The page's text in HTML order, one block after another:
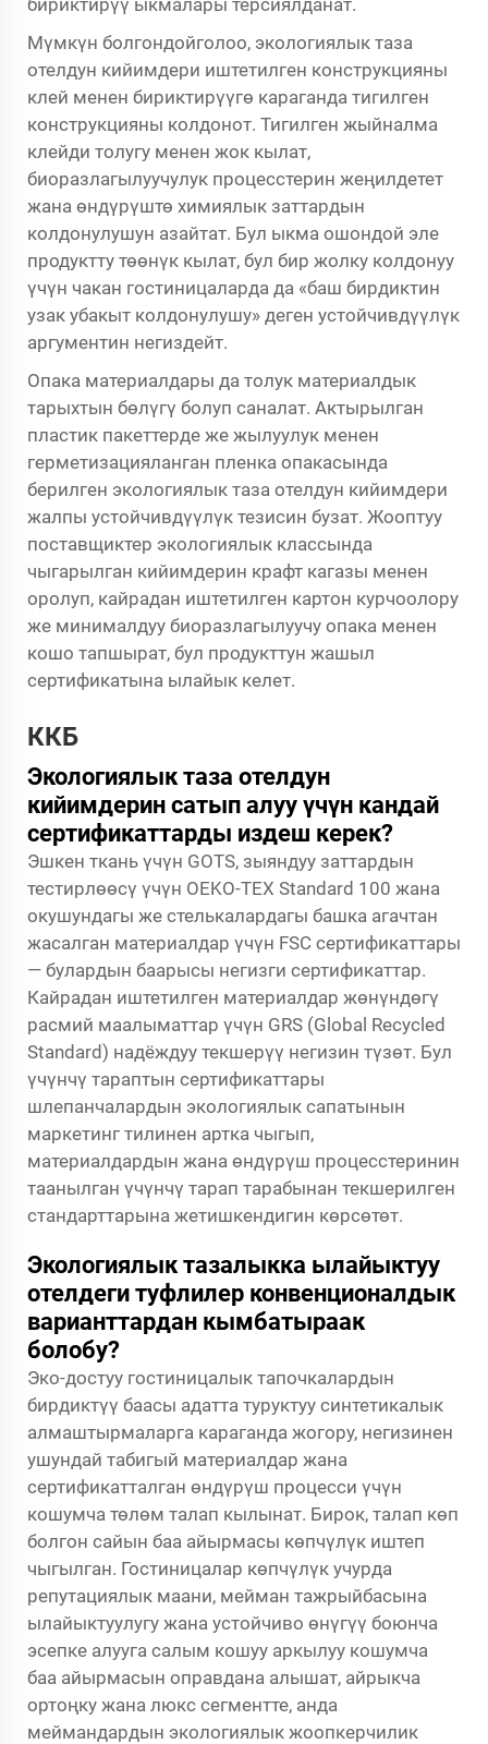
бириктирүү ыкмалары терсиялданат.
Мүмкүн болгондойголоо, экологиялык таза
отелдун кийимдери иштетилген конструкцияны
клей менен бириктирүүгө караганда тигилген
конструкцияны колдонот. Тигилген жыйналма
клейди толугу менен жок кылат,
биоразлагылуучулук процесстерин жеңилдетет
жана өндүрүштө химиялык заттардын
колдонулушун азайтат. Бул ыкма ошондой эле
продуктту төөнүк кылат, бул бир жолку колдонуу
үчүн чакан гостиницаларда да «баш бирдиктин
узак убакыт колдонулушу» деген устойчивдүүлүк
аргументин негиздейт.
Опака материалдары да толук материалдык
тарыхтын бөлүгү болуп саналат. Актырылган
пластик пакеттерде же жылуулук менен
герметизацияланган пленка опакасында
берилген экологиялык таза отелдун кийимдери
жалпы устойчивдүүлүк тезисин бузат. Жооптуу
поставщиктер экологиялык классында
чыгарылган кийимдерин крафт кагазы менен
оролуп, кайрадан иштетилген картон курчоолору
же минималдуу биоразлагылуучу опака менен
кошо тапшырат, бул продукттун жашыл
сертификатына ылайык келет.
ККБ
Экологиялык таза отелдун
кийимдерин сатып алуу үчүн кандай
сертификаттарды издеш керек?
Эшкен ткань үчүн GOTS, зыяндуу заттардын
тестирлөөсү үчүн OEKO-TEX Standard 100 жана
окушундагы же стелькалардагы башка агачтан
жасалган материалдар үчүн FSC сертификаттары
— булардын баарысы негизги сертификаттар.
Кайрадан иштетилген материалдар жөнүндөгү
расмий маалыматтар үчүн GRS (Global Recycled
Standard) надёждуу текшерүү негизин түзөт. Бул
үчүнчү тараптын сертификаттары
шлепанчалардын экологиялык сапатынын
маркетинг тилинен артка чыгып,
материалдардын жана өндүрүш процесстеринин
таанылган үчүнчү тарап тарабынан текшерилген
стандарттарына жетишкендигин көрсөтөт.
Экологиялык тазалыкка ылайыктуу
отелдеги туфлилер конвенционалдык
варианттардан кымбатыраак
болобу?
Эко-достуу гостиницалык тапочкалардын
бирдиктүү баасы адатта туруктуу синтетикалык
алмаштырмаларга караганда жогору, негизинен
ушундай табигый материалдар жана
сертификатталган өндүрүш процесси үчүн
кошумча төлөм талап кылынат. Бирок, талап көп
болгон сайын баа айырмасы көпчүлүк иштеп
чыгылган. Гостиницалар көпчүлүк учурда
репутациялык маани, мейман тажрыйбасына
ылайыктуулугу жана устойчиво өнүгүү боюнча
эсепке алууга салым кошуу аркылуу кошумча
баа айырмасын оправдана алышат, айрыкча
ортоңку жана люкс сегментте, анда
меймандардын экологиялык жоопкерчилик